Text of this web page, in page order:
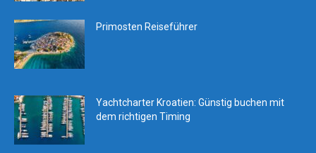
Primosten Reiseführer
Yachtcharter Kroatien: Günstig buchen mit
dem richtigen Timing